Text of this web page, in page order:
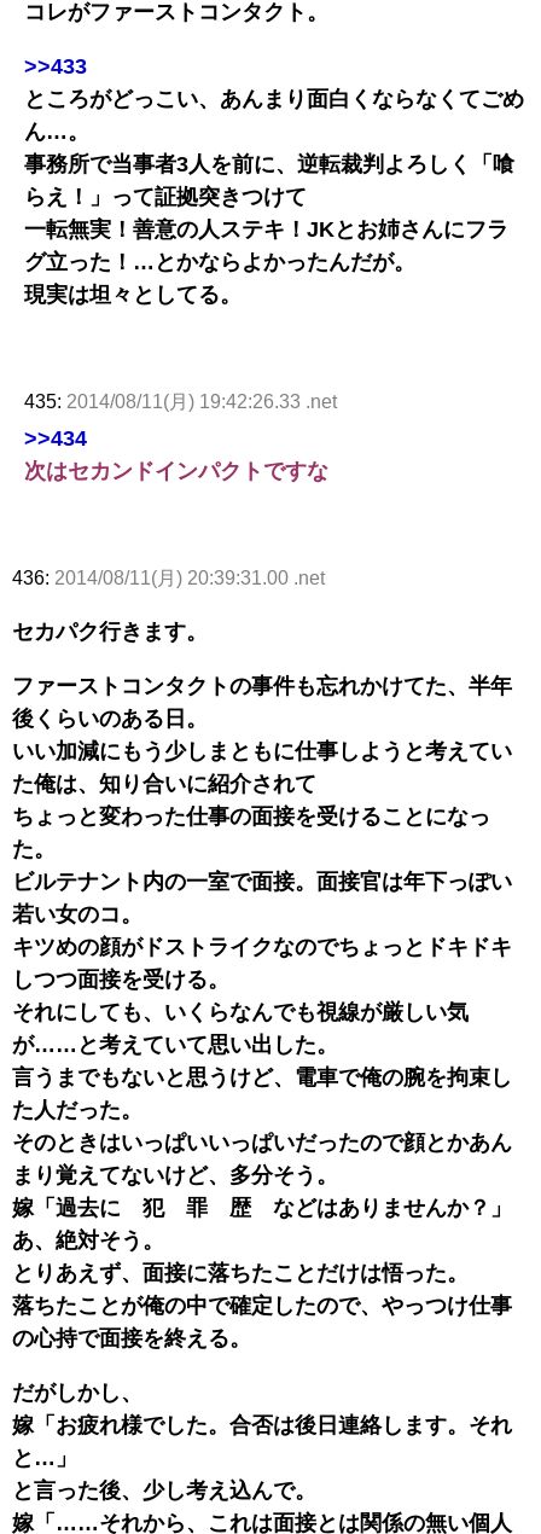
コレがファーストコンタクト。
>>433
ところがどっこい、あんまり面白くならなくてごめ
ん…。
事務所で当事者3人を前に、逆転裁判よろしく「喰
らえ！」って証拠突きつけて
一転無実！善意の人ステキ！JKとお姉さんにフラ
グ立った！…とかならよかったんだが。
現実は坦々としてる。
435: 2014/08/11(月) 19:42:26.33 .net
>>434
次はセカンドインパクトですな
436: 2014/08/11(月) 20:39:31.00 .net
セカパク行きます。
ファーストコンタクトの事件も忘れかけてた、半年
後くらいのある日。
いい加減にもう少しまともに仕事しようと考えてい
た俺は、知り合いに紹介されて
ちょっと変わった仕事の面接を受けることになっ
た。
ビルテナント内の一室で面接。面接官は年下っぽい
若い女のコ。
キツめの顔がドストライクなのでちょっとドキドキ
しつつ面接を受ける。
それにしても、いくらなんでも視線が厳しい気
が……と考えていて思い出した。
言うまでもないと思うけど、電車で俺の腕を拘束し
た人だった。
そのときはいっぱいいっぱいだったので顔とかあん
まり覚えてないけど、多分そう。
嫁「過去に 犯 罪 歴 などはありませんか？」
あ、絶対そう。
とりあえず、面接に落ちたことだけは悟った。
落ちたことが俺の中で確定したので、やっつけ仕事
の心持で面接を終える。
だがしかし、
嫁「お疲れ様でした。合否は後日連絡します。それ
と…」
と言った後、少し考え込んで。
嫁「……それから、これは面接とは関係の無い個人